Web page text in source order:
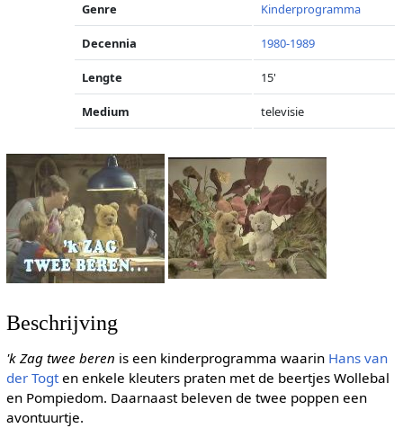
Genre Kinderprogramma
Decennia 1980-1989
Lengte 15'
Medium televisie
Beschrijving
'k Zag twee beren is een kinderprogramma waarin Hans van
der Togten enkele kleuters praten met de beertjes Wollebal
en Pompiedom. Daarnaast beleven de twee poppen een
avontuurtje.